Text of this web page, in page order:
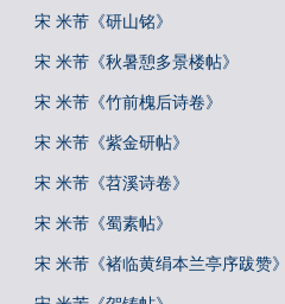
宋 米芾《研山铭》
宋 米芾《秋暑憩多景楼帖》
宋 米芾《竹前槐后诗卷》
宋 米芾《紫金研帖》
宋 米芾《苕溪诗卷》
宋 米芾《蜀素帖》
宋 米芾《褚临黄绢本兰亭序跋赞》